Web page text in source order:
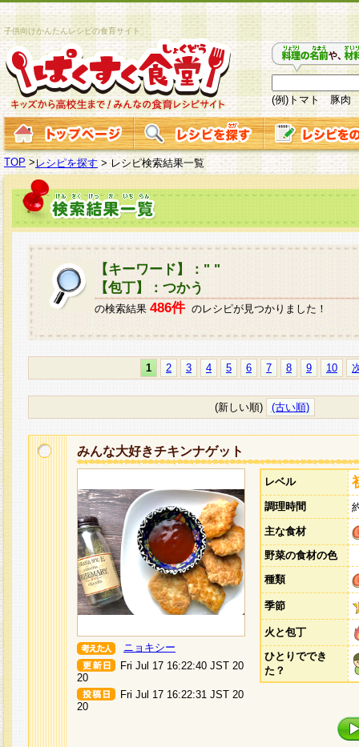
子供向けかんたんレシピの食育サイト
(例)トマト 豚肉
TOP >レシピを探す> レシピ検索結果一覧
【キーワード】：" "
【包丁】：つかう
の検索結果 486件のレシピが見つかりました！
1 2 3 4 5 6 7 8 9 10
(新しい順) (古い順)
みんな大好きチキンナゲット
ニョキシー
Fri Jul 17 16:22:40 JST 20
20
Fri Jul 17 16:22:31 JST 20
20
レベル
調理時間
主な食材
野菜の食材の色
種類
季節
火と包丁
ひとりででき
た？